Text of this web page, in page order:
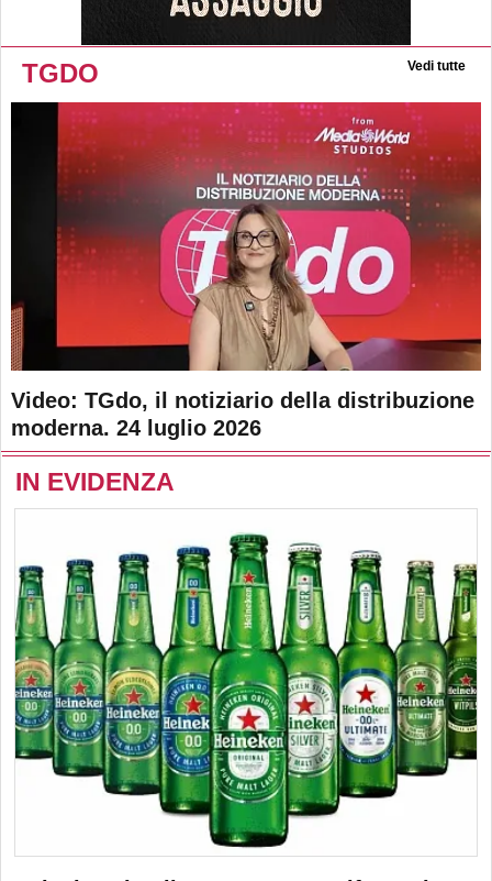
TGDO Vedi tutte
Video: TGdo, il notiziario della distribuzione
moderna. 24 luglio 2026
IN EVIDENZA